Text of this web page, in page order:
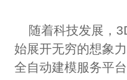
随着科技发展，
始展开无穷的想象
全自动建模服务平